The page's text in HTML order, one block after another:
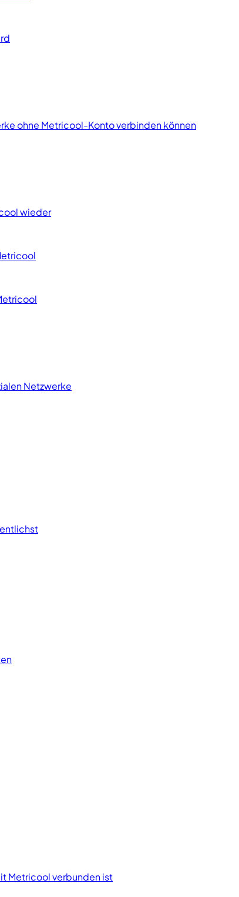
ohne Metricool-Konto verbinden können
wieder
Netzwerke
Metricool verbunden ist